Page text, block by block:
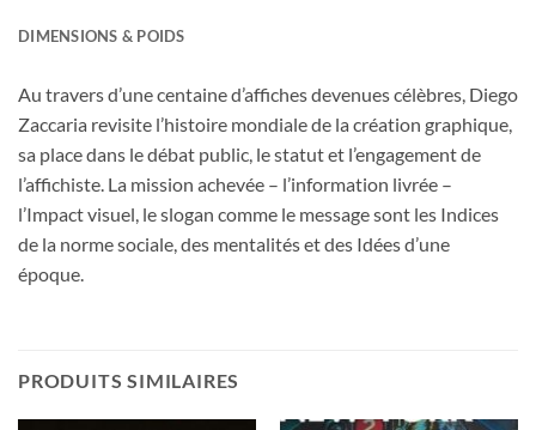
DIMENSIONS & POIDS
Au travers d’une centaine d’affiches devenues célèbres, Diego
Zaccaria revisite l’histoire mondiale de la création graphique,
sa place dans le débat public, le statut et l’engagement de
l’affichiste. La mission achevée – l’information livrée –
l’Impact visuel, le slogan comme le message sont les Indices
de la norme sociale, des mentalités et des Idées d’une
époque.
PRODUITS SIMILAIRES